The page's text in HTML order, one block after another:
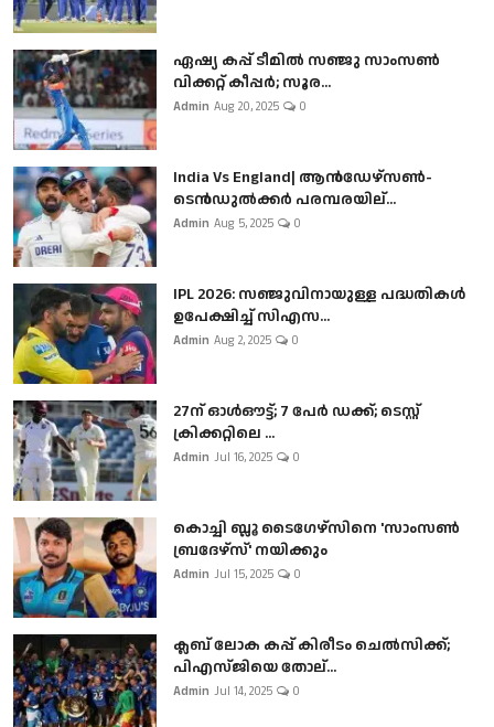
ഏഷ്യ കപ്പ് ടീമിൽ സഞ്ജു സാംസൺ
വിക്കറ്റ് കീപ്പർ; സൂര...
Admin Aug 20, 2025 0
India Vs England| ആൻഡേഴ്സൺ-
ടെൻഡുല്‍ക്കർ പരമ്പരയില്...
Admin Aug 5, 2025 0
IPL 2026: സഞ്ജുവിനായുള്ള പദ്ധതികൾ
ഉപേക്ഷിച്ച് സിഎസ...
Admin Aug 2, 2025 0
27ന് ഓൾഔട്ട്; 7 പേർ ഡക്ക്; ടെസ്റ്റ്
ക്രിക്കറ്റിലെ ...
Admin Jul 16, 2025 0
കൊച്ചി ബ്ലൂ ടൈഗേഴ്സിനെ 'സാംസൺ
ബ്രദേഴ്സ്' നയിക്കും
Admin Jul 15, 2025 0
ക്ലബ് ലോക കപ്പ് കിരീടം ചെല്‍സിക്ക്;
പിഎസ്ജിയെ തോല്...
Admin Jul 14, 2025 0